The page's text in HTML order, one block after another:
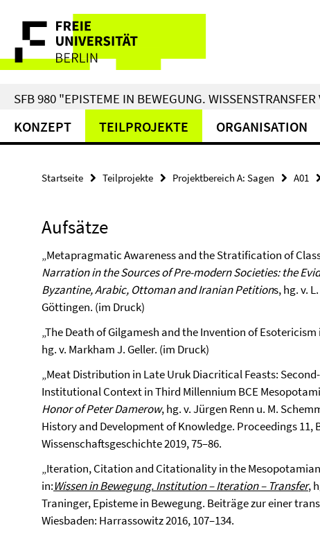
direkt
Inhalt
Service-
Navigation
SFB 980 "EPISTEME IN BEWEGUNG.
KONZEPT TEILPROJEKTE ORGANISATION
Startseite Teilprojekte Projektbereich A: Sagen A01
Aufsätze
„Metapragmatic Awareness and the Stratification of
Narration in the Sources of Pre-modern Societies: the
Byzantine, Arabic, Ottoman and Iranian Petitions, hg. v.
Göttingen. (im Druck)
„The Death of Gilgamesh and the Invention of
hg. v. Markham J. Geller. (im Druck)
„Meat Distribution in Late Uruk Diacritical Feasts:
Institutional Context in Third Millennium BCE
Honor of Peter Damerow, hg. v. Jürgen Renn u. M.
History and Development of Knowledge. Proceedings
Wissenschaftsgeschichte 2019, 75–86.
„Iteration, Citation and Citationality in the Mesopotamian
in:Wissen in Bewegung.Institu­tion – Iteration – Transfer,
Traninger, Episteme in Bewegung. Beiträge zur einer
Wiesbaden: Harrassowitz 2016, 107–134.